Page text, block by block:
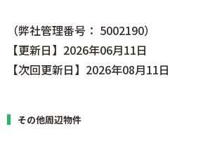
（弊社管理番号： 5002190）
【更新日】2026年06月11日
【次回更新日】2026年08月11日
その他周辺物件